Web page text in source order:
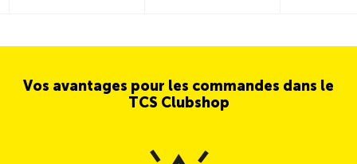
Vos avantages pour les commandes dans le
TCS Clubshop